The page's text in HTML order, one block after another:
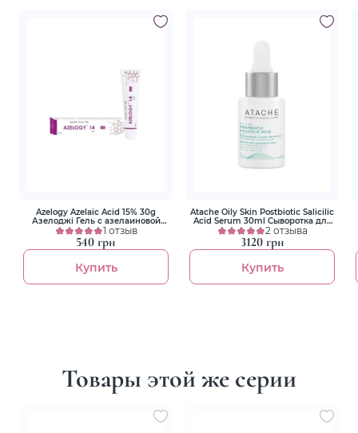
Azelogy Azelaic Acid 15% 30g
Азелоджі Гель с азелаиновой
кислотой 15%
1 отзыв
540 грн
Купить
Atache Oily Skin Postbiotic Salicilic
Acid Serum 30ml Сыворотка для
проблемной кожи с кислотами
2 отзыва
3120 грн
Купить
Товары этой же серии